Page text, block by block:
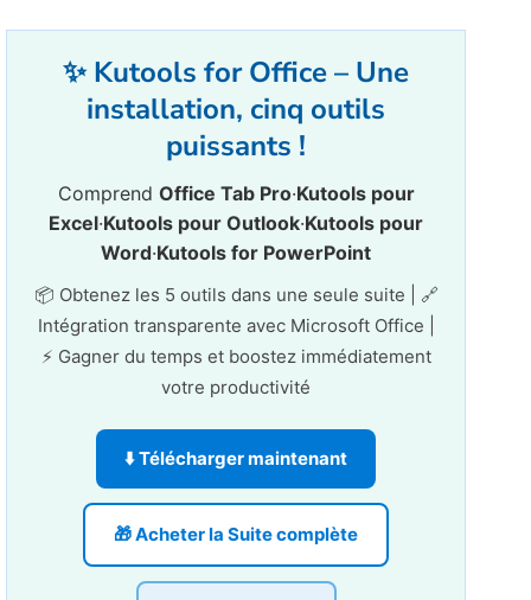
✨ Kutools for Office – Une
installation, cinq outils
puissants !
Comprend Office Tab Pro·Kutools pour
Excel·Kutools pour Outlook·Kutools pour
Word·Kutools for PowerPoint
📦 Obtenez les 5 outils dans une seule suite | 🔗
Intégration transparente avec Microsoft Office |
⚡ Gagner du temps et boostez immédiatement
votre productivité
⬇️ Télécharger maintenant
🎁 Acheter la Suite complète